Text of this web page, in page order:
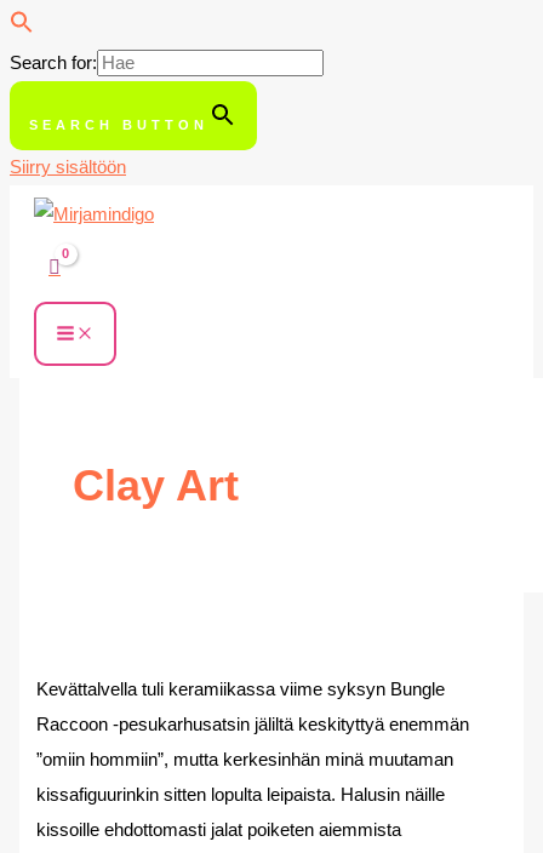
Search for:
SEARCH BUTTON
Siirry sisältöön
Clay Art
Kevättalvella tuli keramiikassa viime syksyn Bungle
Raccoon -pesukarhusatsin jäliltä keskityttyä enemmän
”omiin hommiin”, mutta kerkesinhän minä muutaman
kissafiguurinkin sitten lopulta leipaista. Halusin näille
kissoille ehdottomasti jalat poiketen aiemmista